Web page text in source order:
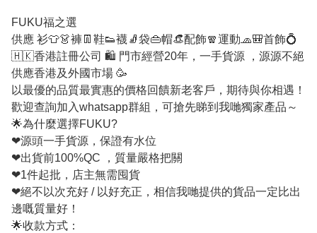
FUKU福之選
供應 衫👕👗褲👖鞋👟襪🧦袋👜帽👒配飾🧣運動🧢🎒首飾💍
🇭🇰香港註冊公司 🛍 門市經營20年，一手貨源 ，源源不絕
供應香港及外國市場 🥳
以最優的品質最實惠的價格回饋新老客戶，期待與你相遇！
歡迎查詢加入whatsapp群組，可搶先睇到我哋獨家產品～
🌟為什麼選擇FUKU?
❤源頭一手貨源，保證有水位
❤出貨前100%QC ，質量嚴格把關
❤1件起批，店主無需囤貨
❤絕不以次充好 / 以好充正，相信我哋提供的貨品一定比出
邊嘅質量好！
🌟收款方式：